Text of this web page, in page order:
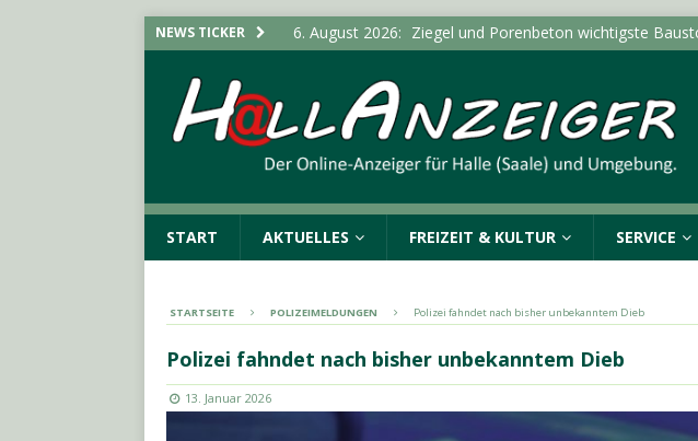
NEWS TICKER 6. August 2026: Ziegel und Porenbeton wichtigste
5. August 2026:
Durchsuchungen in Halle (Saale) und im
Cannabisplantage aufgefunden
POLIZEIMELDUNGEN
5. August 2026: Schulterschluss für den Star Park:
(SAALE) & UMGEBUNG
5. August 2026: Stadt erweitert Online-Dienste um
6. August 2026: Stadt ruft zur Beteiligung am
LOKALE NACHRICHTEN - HALLE (SAALE) & UMGEBUNG
START AKTUELLES FREIZEIT & KULTUR SERVICE
STARTSEITE POLIZEIMELDUNGEN Polizei fahndet nach bisher unbekanntem Dieb
Polizei fahndet nach bisher unbekanntem Dieb
13. Januar 2026